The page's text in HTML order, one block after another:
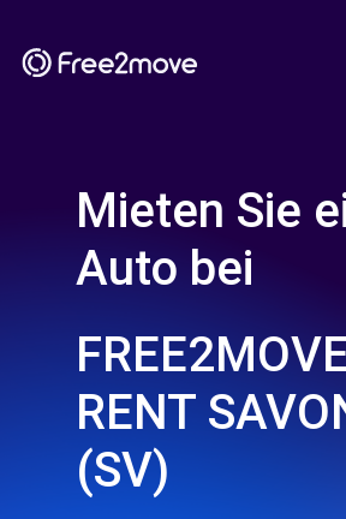
Mieten Sie
Auto bei
RENT
(SV)